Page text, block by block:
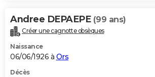
Andree DEPAEPE (99 ans)
Créer une cagnotte obsèques
Naissance
06/06/1926 à Ors
Décès